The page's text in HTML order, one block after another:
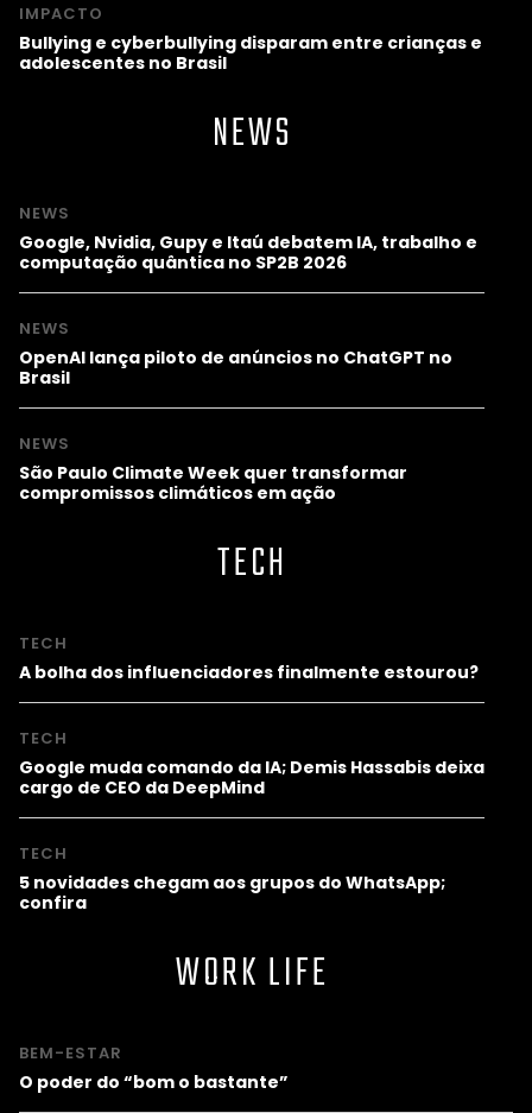
IMPACTO
Bullying e cyberbullying disparam entre crianças e
adolescentes no Brasil
NEWS
NEWS
Google, Nvidia, Gupy e Itaú debatem IA, trabalho e
computação quântica no SP2B 2026
NEWS
OpenAI lança piloto de anúncios no ChatGPT no
Brasil
NEWS
São Paulo Climate Week quer transformar
compromissos climáticos em ação
TECH
TECH
A bolha dos influenciadores finalmente estourou?
TECH
Google muda comando da IA; Demis Hassabis deixa
cargo de CEO da DeepMind
TECH
5 novidades chegam aos grupos do WhatsApp;
confira
WORK LIFE
BEM-ESTAR
O poder do “bom o bastante”